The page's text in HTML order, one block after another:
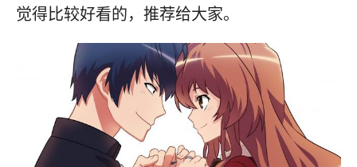
觉得比较好看的，推荐给大家。